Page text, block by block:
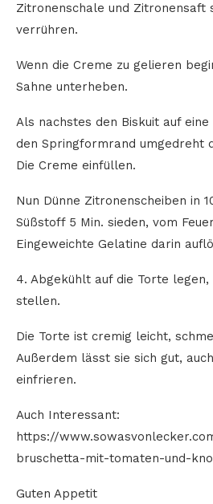
Zitronenschale und Zitronensaft
verrühren.
Wenn die Creme zu gelieren
Sahne unterheben.
Als nachstes den Biskuit auf
den Springformrand umgedreht
Die Creme einfüllen.
Nun Dünne Zitronenscheiben in
Süßstoff 5 Min. sieden, vom
Eingeweichte Gelatine darin
4. Abgekühlt auf die Torte
stellen.
Die Torte ist cremig leicht,
Außerdem lässt sie sich gut,
einfrieren.
Auch Interessant:
https://
bruschetta-mit-tomaten-und-
Guten Appetit